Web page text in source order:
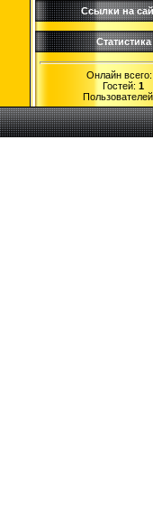
Ссылки на
Статистика
Онлайн всего:
Гостей: 1